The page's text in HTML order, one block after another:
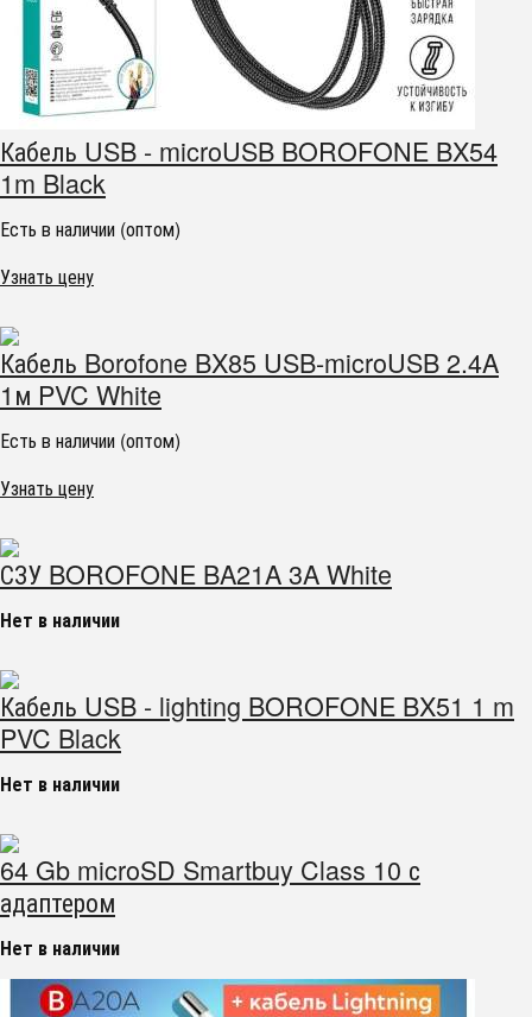
Кабель USB - microUSB BOROFONE BX54
1m Black
Есть в наличии (оптом)
Узнать цену
Кабель Borofone BX85 USB-microUSB 2.4A
1м PVC White
Есть в наличии (оптом)
Узнать цену
СЗУ BOROFONE BA21A 3A White
Нет в наличии
Кабель USB - lighting BOROFONE BX51 1 m
PVC Black
Нет в наличии
64 Gb microSD Smartbuy Class 10 с
адаптером
Нет в наличии